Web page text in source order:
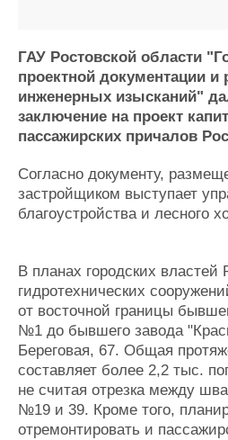
Пульс
Новости
Компании
Репутация
Работа
Журнал
Реклама
Доска
Продажа
Изделия
Выставки и семинары
Личности
Словарь
ГАУ Ростовской области
проектной документации и
инженерных изысканий"
заключение на проект
пассажирских причалов
Согласно документу,
застройщиком выступает
благоустройства и лесного
В планах городских властей
гидротехнических
от восточной границы
№1 до бывшего завода
Береговая, 67. Общая
составляет более 2,2 тыс.
не считая отрезка между
№19 и 39. Кроме того,
отремонтировать и